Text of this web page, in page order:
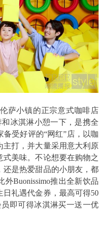
萨小镇的正宗意式咖啡店
和冰淇淋小憩一下，是携全
受好评的“网红”店，以咖
主打，并大量采用意大利原
美味。不论想要在购物之
是热爱甜品的小朋友，都
Buonissimo推出全新饮品
礼遇代金券，最高可得50
即可得冰淇淋买一送一优